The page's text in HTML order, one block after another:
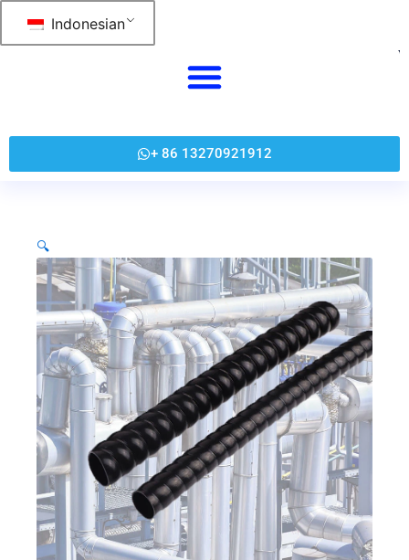
Indonesian
+ 86 13270921912
🔍